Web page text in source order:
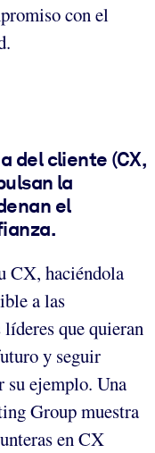
con el
del cliente (CX,
la
el
CX, haciéndola
a las
que quieran
y seguir
su ejemplo. Una
Group muestra
en CX